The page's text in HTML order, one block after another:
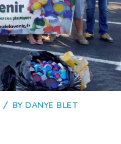
BY DANYE BLET